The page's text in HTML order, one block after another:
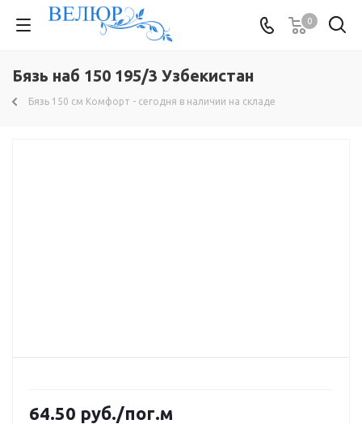
0
Бязь наб 150 195/3 Узбекистан
Бязь 150 см Комфорт - сегодня в наличии на складе
64.50 руб./пог.м